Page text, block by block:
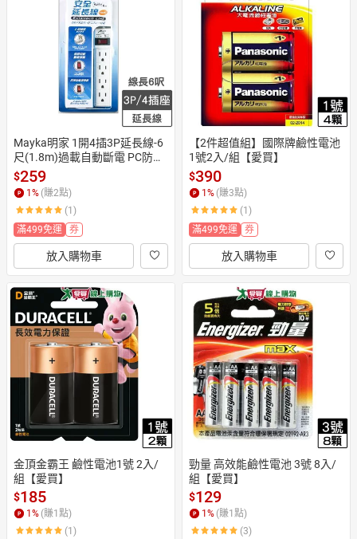
Mayka明家 1開4插3P延長線-6
尺(1.8m)過載自動斷電 PC防火
3孔【愛買】
$259
1% (賺2點)
(1)
滿499免運
券
放入購物車
【2件超值組】國際牌鹼性電池
1號2入/組【愛買】
$390
1% (賺3點)
(1)
滿499免運
券
放入購物車
金頂金霸王 鹼性電池1號 2入/
組【愛買】
$185
1 % (賺1 點)
(1)
勁量 高效能鹼性電池 3號 8入/
組【愛買】
$129
1 % (賺1 點)
(3)